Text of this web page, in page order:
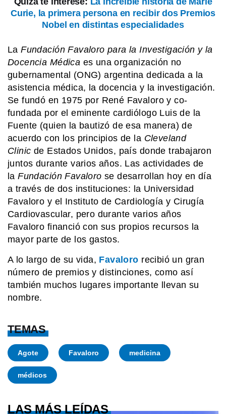
Curie, la primera persona en recibir dos Premios
Nobel en distintas especialidades
LaFundación Favaloro para la Investigación y la
Docencia Médica es una organización no
gubernamental (ONG) argentina dedicada a la
asistencia médica, la docencia y la investigación.
Se fundó en 1975 por René Favaloro y co-
fundada por el eminente cardiólogo Luis de la
Fuente (quien la bautizó de esa manera) de
acuerdo con los principios de la Cleveland
Clinic de Estados Unidos, país donde trabajaron
juntos durante varios años. Las actividades de
laFundación Favaloro se desarrollan hoy en día
a través de dos instituciones: la Universidad
Favaloro y el Instituto de Cardiología y Cirugía
Cardiovascular, pero durante varios años
Favaloro financió con sus propios recursos la
mayor parte de los gastos.
A lo largo de su vida, Favaloro recibió un gran
número de premios y distinciones, como así
también muchos lugares importante llevan su
nombre.
TEMAS
Agote Favaloro medicina
médicos
LAS MÁS LEÍDAS